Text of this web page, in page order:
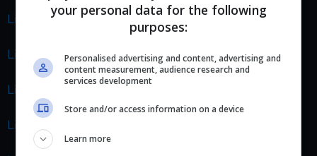
Livello 102
Livello 103
Livello 104
Livello 105
your personal data for the following
purposes:
Personalised advertising and content, advertising and
content measurement, audience research and
services development
Store and/or access information on a device
Learn more